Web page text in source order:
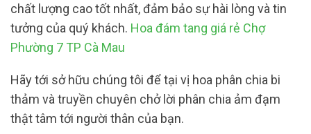
chất lượng cao tốt nhất, đảm bảo sự hài lòng và tin
tưởng của quý khách. Hoa đám tang giá rẻ Chợ
Phường 7 TP Cà Mau
Hãy tới sở hữu chúng tôi để tại vị hoa phân chia bi
thảm và truyền chuyên chở lời phân chia ảm đạm
thật tâm tới người thân của bạn.